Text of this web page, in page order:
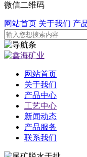
微信二维码
网站首页 关于我们 产
网站首页
关于我们
产品中心
工艺中心
新闻动态
产品服务
联系我们